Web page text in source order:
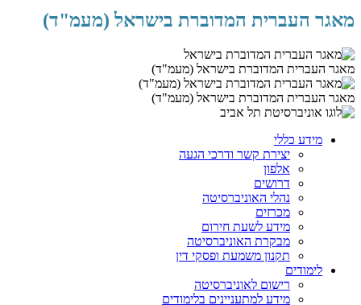
מאגר העברית המדוברת בישראל (מעמ"ד)
מאגר העברית המדוברת בישראל (מעמ"ד)
מאגר העברית המדוברת בישראל (מעמ"ד)
מידע כללי
יצירת קשר ודרכי הגעה
אלפון
דרושים
נהלי האוניברסיטה
מכרזים
מידע לשעת חירום
מבקרת האוניברסיטה
תקנון משמעת ופסקי דין
לימודים
רישום לאוניברסיטה
מידע למתעניינים בלימודים